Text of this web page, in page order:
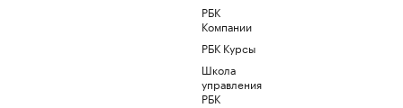
РБК
Компании
РБК Курсы
Школа
управления
РБК